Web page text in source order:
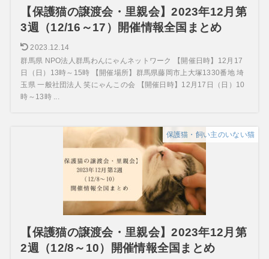
【保護猫の譲渡会・里親会】2023年12月第
3週（12/16～17）開催情報全国まとめ
2023.12.14
群馬県 NPO法人群馬わんにゃんネットワーク 【開催日時】12月17
日（日）13時～15時 【開催場所】群馬県藤岡市上大塚1330番地 埼
玉県 一般社団法人 笑にゃんこの会 【開催日時】12月17日（日）10
時～13時 ...
保護猫・飼い主のいない猫
【保護猫の譲渡会・里親会】2023年12月第
2週（12/8～10）開催情報全国まとめ